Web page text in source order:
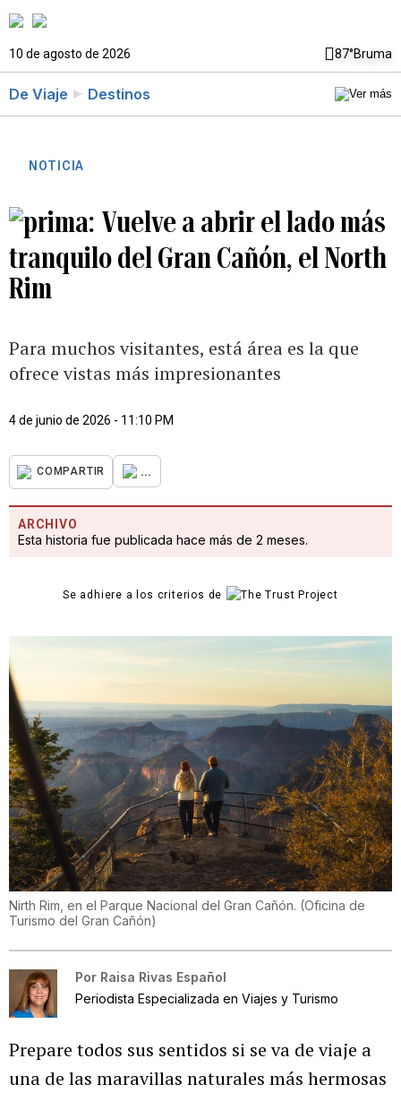
10 de agosto de 2026 87°Bruma
De Viaje Destinos
NOTICIA
Vuelve a abrir el lado más
tranquilo del Gran Cañón, el North
Rim
Para muchos visitantes, está área es la que
ofrece vistas más impresionantes
4 de junio de 2026 - 11:10 PM
COMPARTIR ...
ARCHIVO
Esta historia fue publicada hace más de 2 meses.
Se adhiere a los criterios de
Nirth Rim, en el Parque Nacional del Gran Cañón. (Oficina de
Turismo del Gran Cañón)
Por Raisa Rivas Español
Periodista Especializada en Viajes y Turismo
Prepare todos sus sentidos si se va de viaje a
una de las maravillas naturales más hermosas